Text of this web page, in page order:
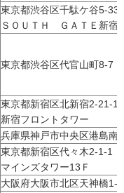
東京都渋谷区千駄ケ谷5-
ＳＯＵＴＨ ＧＡＴＥ新宿
東京都渋谷区代官山町8-7
東京都新宿区北新宿2-21-
新宿フロントタワー
兵庫県神戸市中央区港島南
東京都新宿区代々木2-1-1
マインズタワー13Ｆ
大阪府大阪市北区天神橋1-